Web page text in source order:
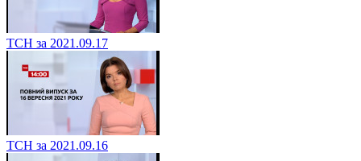
ТСН за 2021.09.17
ТСН за 2021.09.16